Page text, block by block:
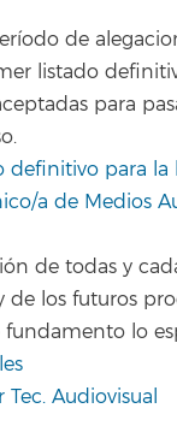
de
listado
para
definitivo para la
a de Medios
de todas y
de los futuros
lo
Audiovisual